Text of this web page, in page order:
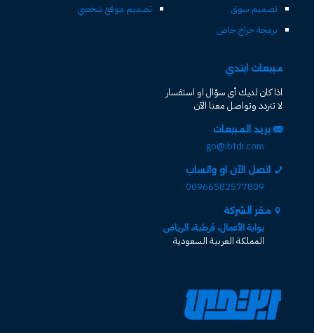
تصميم سوق
برمجة حراج خاص
تصميم موقع شخصي
مبيعات ابتدي
اذا كان لديك أى سؤال او استفسار
لا تتردد وتواصل معنا الآن
بريد المبيعات
go@ibtdi.com
اتصل الآن او واتساب
00966582577809
مقر الشركة
بوابة الأعمال، قرطبة، الرياض
المملكة العربية السعودية